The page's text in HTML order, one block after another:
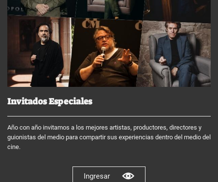
Invitados Especiales
Año con año invitamos a los mejores artistas, productores, directores y
guionistas del medio para compartir sus experiencias dentro del medio del
cine.
Ingresar